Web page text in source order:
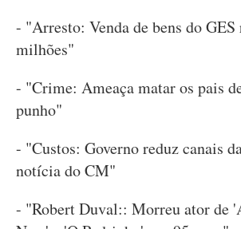
- "Arresto: Venda de bens do GES
milhões"
- "Crime: Ameaça matar os pais
punho"
- "Custos: Governo reduz canais
notícia do CM"
- "Robert Duval:: Morreu ator de